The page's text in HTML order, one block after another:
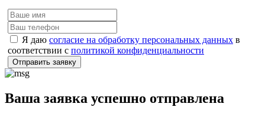
Я даю согласие на обработку персональных данных в
соответствии с политикой конфиденциальности
Отправить заявку
Ваша заявка успешно отправлена